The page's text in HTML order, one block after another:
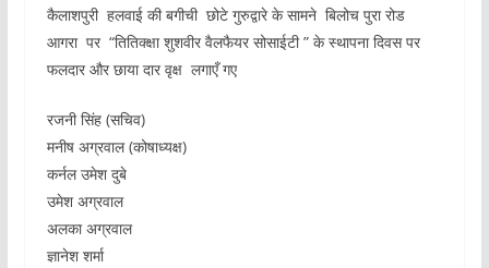
कैलाशपुरी हलवाई की बगीची छोटे गुरुद्वारे के सामने बिलोच पुरा रोड
आगरा पर “तितिक्क्षा शुशवीर वैलफैयर सोसाईटी ” के स्थापना दिवस पर
फलदार और छाया दार वृक्ष लगाएँ गए
रजनी सिंह (सचिव)
मनीष अग्रवाल (कोषाध्यक्ष)
कर्नल उमेश दुबे
उमेश अग्रवाल
अलका अग्रवाल
ज्ञानेश शर्मा